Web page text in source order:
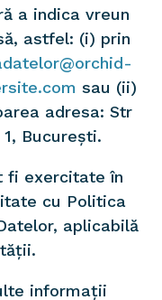
a indica vreun
astfel: (i) prin
sau (ii)
adresa: Str
București.
fi exercitate în
cu Politica
aplicabilă
informații